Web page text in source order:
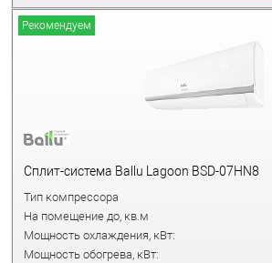
Рекомендуем
Сплит-система Ballu Lagoon BSD-07HN8
Тип компрессора
На помещение до, кв.м
Мощность охлаждения, кВт:
Мощность обогрева, кВт: